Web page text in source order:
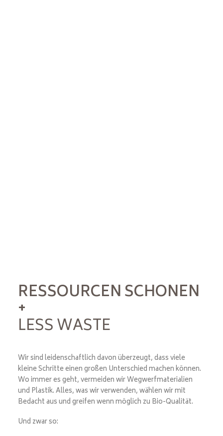
RESSOURCEN SCHONEN
+
LESS WASTE
Wir sind leidenschaftlich davon überzeugt, dass viele
kleine Schritte einen großen Unterschied machen können.
Wo immer es geht, vermeiden wir Wegwerfmaterialien
und Plastik. Alles, was wir verwenden, wählen wir mit
Bedacht aus und greifen wenn möglich zu Bio-Qualität.
Und zwar so: